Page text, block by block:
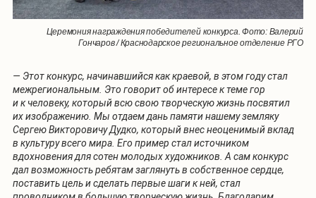
Церемония награждения победителей конкурса. Фото: Валерий
Гончаров / Краснодарское региональное отделение РГО
— Этот конкурс, начинавшийся как краевой, в этом году стал
межрегиональным. Это говорит об интересе к теме гор
и к человеку, который всю свою творческую жизнь посвятил
их изображению. Мы отдаем дань памяти нашему земляку
Сергею Викторовичу Дудко, который внес неоценимый вклад
в культуру всего мира. Его пример стал источником
вдохновения для сотен молодых художников. А сам конкурс
дал возможность ребятам заглянуть в собственное сердце,
поставить цель и сделать первые шаги к ней, стал